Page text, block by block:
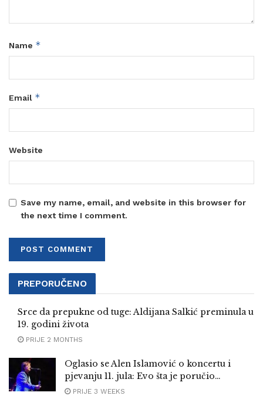
Name *
Email *
Website
Save my name, email, and website in this browser for
the next time I comment.
PREPORUČENO
Srce da prepukne od tuge: Aldijana Salkić preminula u
19. godini života
PRIJE 2 MONTHS
Oglasio se Alen Islamović o koncertu i
pjevanju 11. jula: Evo šta je poručio…
PRIJE 3 WEEKS